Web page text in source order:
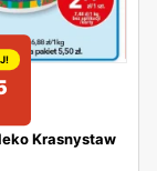
Krasnystaw